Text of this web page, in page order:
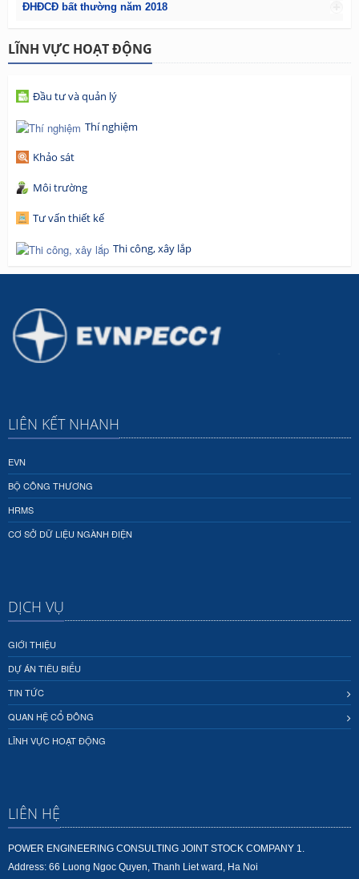
ĐHĐCĐ bất thường năm 2018
LĨNH VỰC HOẠT ĐỘNG
Đầu tư và quản lý
Thí nghiệm
Khảo sát
Môi trường
Tư vấn thiết kế
Thi công, xây lắp
LIÊN KẾT NHANH
EVN
BỘ CÔNG THƯƠNG
HRMS
CƠ SỞ DỮ LIỆU NGÀNH ĐIỆN
DỊCH VỤ
GIỚI THIỆU
DỰ ÁN TIÊU BIỂU
TIN TỨC
QUAN HỆ CỔ ĐÔNG
LĨNH VỰC HOẠT ĐỘNG
LIÊN HỆ
POWER ENGINEERING CONSULTING JOINT STOCK COMPANY 1.
Address: 66 Luong Ngoc Quyen, Thanh Liet ward, Ha Noi